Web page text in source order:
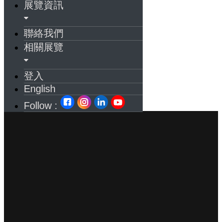
展覽資訊
聯絡我們
相關展覽
登入
English
Follow :